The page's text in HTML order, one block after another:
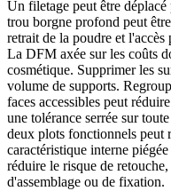
Un filetage peut être
trou borgne profond peut
retrait de la poudre et
La DFM axée sur les coûts
cosmétique. Supprimer les
volume de supports.
faces accessibles peut
une tolérance serrée sur
deux plots fonctionnels
caractéristique interne
réduire le risque de
d'assemblage ou de fixation.